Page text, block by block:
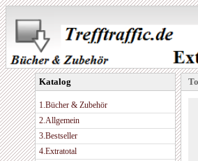
Katalog
1.Bücher & Zubehör
2.Allgemein
3.Bestseller
4.Extratotal